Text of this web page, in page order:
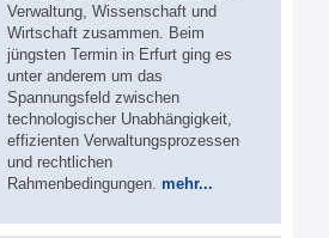
Verwaltung, Wissenschaft und
Wirtschaft zusammen. Beim
jüngsten Termin in Erfurt ging es
unter anderem um das
Spannungsfeld zwischen
technologischer Unabhängigkeit,
effizienten Verwaltungsprozessen
und rechtlichen
Rahmenbedingungen. mehr...